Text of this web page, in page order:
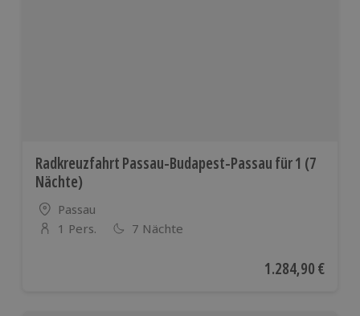
Radkreuzfahrt Passau-Budapest-Passau für 1 (7
Nächte)
Standort
Passau
Anzahl der Teilnehmer
1 Pers. 7 Nächte
Aktueller Preis
1.284,90 €